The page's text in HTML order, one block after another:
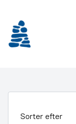
indhold
Sorter efter